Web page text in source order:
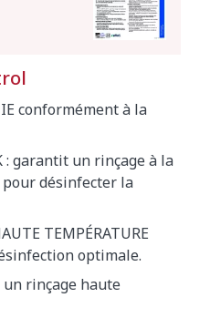
W / 2 Hp
conformément à la
: garantit un rinçage à la
désinfecter la
TEMPÉRATURE
optimale.
un rinçage haute